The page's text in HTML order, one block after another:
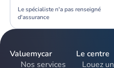
Le spécialiste n'a pas renseigné
d'assurance
Valuemycar
Nos services
Le centre
Louez un